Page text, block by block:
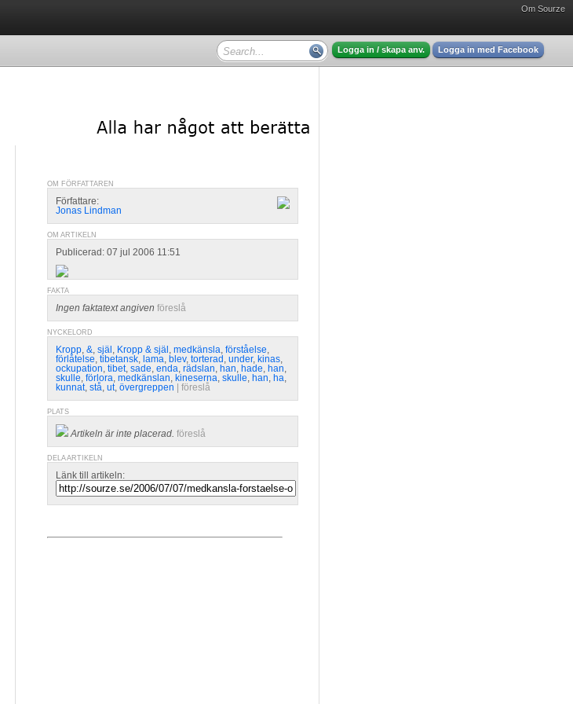
Om Sourze
Logga in / skapa anv. Logga in med Facebook
OM FÖRFATTAREN
Författare:
Jonas Lindman
OM ARTIKELN
Publicerad: 07 jul 2006 11:51
FAKTA
Ingen faktatext angiven föreslå
NYCKELORD
Kropp, &, själ , Kropp & själ , medkänsla, förståelse,
förlåtelse, tibetansk, lama, blev, torterad , under, kinas,
ockupation, tibet, sade, enda, rädslan, han, hade, han,
skulle, förlora, medkänslan, kineserna, skulle, han, ha,
kunnat, stå, ut, övergreppen föreslå
PLATS
Artikeln är inte placerad. föreslå
DELA ARTIKELN
Länk till artikeln: